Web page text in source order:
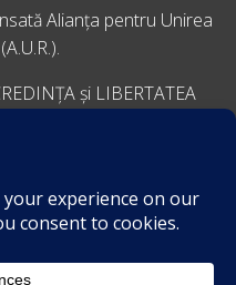
Alianța pentru Unirea
(A.U.R.).
și LIBERTATEA
DE NOI
AUR